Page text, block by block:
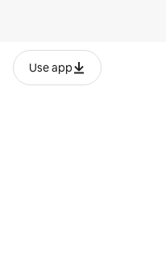
Use app